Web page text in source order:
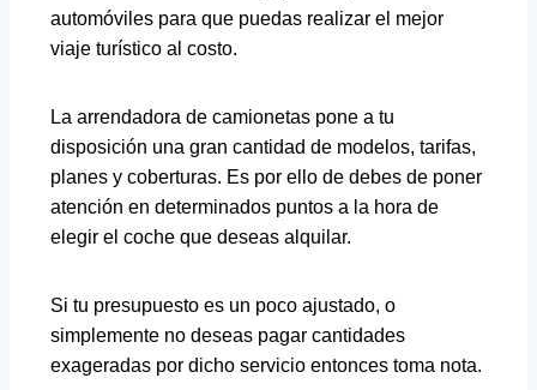
automóviles para que puedas realizar el mejor
viaje turístico al costo.
La arrendadora de camionetas pone a tu
disposición una gran cantidad de modelos, tarifas,
planes y coberturas. Es por ello de debes de poner
atención en determinados puntos a la hora de
elegir el coche que deseas alquilar.
Si tu presupuesto es un poco ajustado, o
simplemente no deseas pagar cantidades
exageradas por dicho servicio entonces toma nota.